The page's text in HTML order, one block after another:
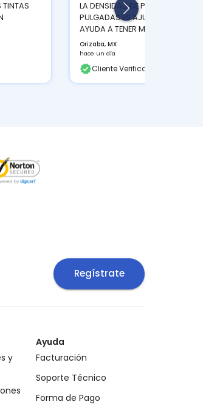
TINTAS
LA DENSIDAD DE PIXELES POR
PULGADAS ES AJUSTABLE LO QUE
AYUDA A TENER MEJOR...
Orizaba, MX
hace un día
Cliente Verificado
Regístrate
y
Ayuda
Facturación
Soporte Técnico
Forma de Pago